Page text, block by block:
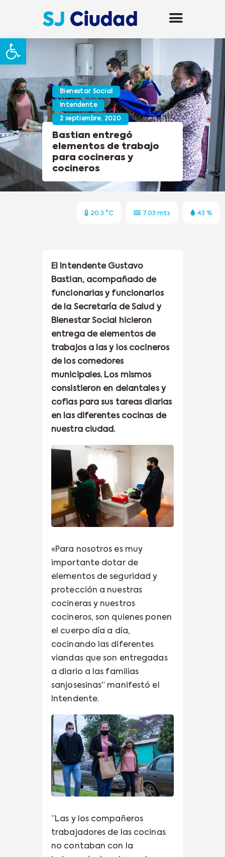
Abrir barra de herramientas
Bienestar Social
Intendente
2 septiembre, 2020
Bastian entregó
elementos de trabajo
para cocineras y
cocineros
20.3 °C 7.03 mts 43 %
El Intendente Gustavo
Bastian, acompañado de
funcionarias y funcionarios
de la Secretaría de Salud y
Bienestar Social hicieron
entrega de elementos de
trabajos a las y los cocineros
de los comedores
municipales. Los mismos
consistieron en delantales y
cofias para sus tareas diarias
en las diferentes cocinas de
nuestra ciudad.
«Para nosotros es muy
importante dotar de
elementos de seguridad y
protección a nuestras
cocineras y nuestros
cocineros, son quienes ponen
el cuerpo día a día,
cocinando las diferentes
viandas que son entregadas
a diario a las familias
sanjosesinas” manifestó el
Intendente.
“Las y los compañeros
trabajadores de las cocinas
no contaban con la